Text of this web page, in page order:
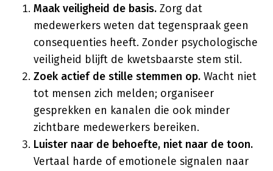
Maak veiligheid de basis. Zorg dat
medewerkers weten dat tegenspraak geen
consequenties heeft. Zonder psychologische
veiligheid blijft de kwetsbaarste stem stil.
Zoek actief de stille stemmen op. Wacht niet
tot mensen zich melden; organiseer
gesprekken en kanalen die ook minder
zichtbare medewerkers bereiken.
Luister naar de behoefte, niet naar de toon.
Vertaal harde of emotionele signalen naar